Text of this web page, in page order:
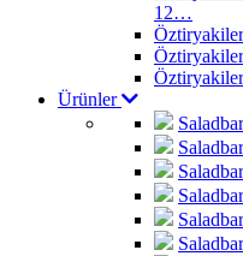
12…
Ürünler